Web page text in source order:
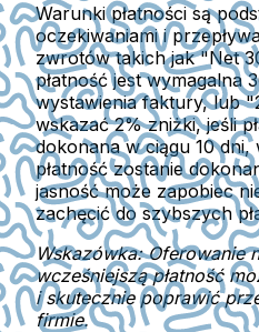
Warunki płatności są
oczekiwaniami i
zwrotów takich jak "Net
płatność jest wymagalna
wystawienia faktury, lub
wskazać 2% zniżki, jeśli
dokonana w ciągu 10
płatność zostanie
jasność może zapobiec
zachęcić do szybszych
Wskazówka: Oferowanie
wcześniejszą płatność
i skutecznie poprawić
firmie.